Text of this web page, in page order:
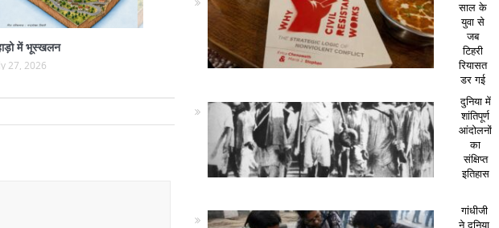
में भूस्खलन
27, 2026
साल के
युवा से
जब
टिहरी
रियासत
डर गई
दुनिया में
शांतिपूर्ण
आंदोलनों
का
संक्षिप्त
इतिहास
गांधीजी
ने दुनिया